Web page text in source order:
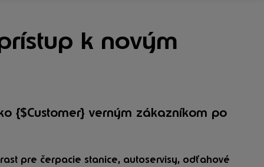
k novým
{$Customer} verným zákazníkom po
pre čerpacie stanice, autoservisy, odťahové